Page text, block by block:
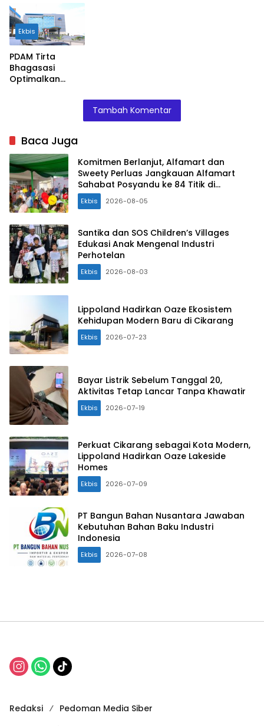
Ekbis
PDAM Tirta
Bhagasasi
Optimalkan
Tambah Komentar
Baca Juga
Komitmen Berlanjut, Alfamart dan
Sweety Perluas Jangkauan Alfamart
Sahabat Posyandu ke 84 Titik di
Indonesia
Ekbis 2026-08-05
Santika dan SOS Children’s Villages
Edukasi Anak Mengenal Industri
Perhotelan
Ekbis 2026-08-03
Lippoland Hadirkan Oaze Ekosistem
Kehidupan Modern Baru di Cikarang
Ekbis 2026-07-23
Bayar Listrik Sebelum Tanggal 20,
Aktivitas Tetap Lancar Tanpa Khawatir
Ekbis 2026-07-19
Perkuat Cikarang sebagai Kota Modern,
Lippoland Hadirkan Oaze Lakeside
Homes
Ekbis 2026-07-09
PT Bangun Bahan Nusantara Jawaban
Kebutuhan Bahan Baku Industri
Indonesia
Ekbis 2026-07-08
Redaksi
Pedoman Media Siber